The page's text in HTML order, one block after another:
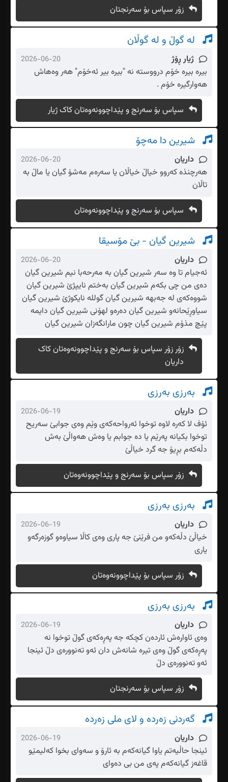
زۆر سپاس بۆ سەرنجتان
لە گوڵ و لە گوڵان
ژیار ڕۆژ 2026-06-20
بیرە بیرە خۆم درووستە نە "بیرە بیر ئەخۆم" هەر وەهاش
هەوارگیرە خۆم .
سپاس بۆ سەرنج و پێداچوونەوەتان کاک ژیار
شیرین دا مەچۆ
داریان 2026-06-20
هەرچنذە کەروو خیاڵ خیاڵان یا سەرەم مەشۆ گیان یا ماڵ بە
تاڵان
سپاس بۆ سەرنج و پێداچوونەوەتان
شیرین گیان - بێ مۆسیقا
داریان 2026-06-20
ئەجیام تا وە سەر شیرین گیان بە مەرحەبا نیم شیرین گیان
دەی من چی بکەم شیرین گیان بەختم نایپژێ شیرین گیان
شووەکەی لە جەبهە شیرین گیان گوللە نایکوژێ شیرین گیان
سیاوڕێحانەو شیرین گیان دەرەو لهۆنی شیرین گیان دایمە
پێچ مذۆم شیرین گیان چون مارانگەزان شیرین گیان
زۆر زۆر سپاس بۆ سەرنج و پێداچوونەوەتان کاک
داریان
بەرزی بەرزی
داریان 2026-06-19
ئۆف لا کەرە لاوە توخوا ئەرواحەکەی وێم وەی جوابێ سەریح
توخوا بکیانە پەرێم یا دە جوابم یا وەش هەواڵێ بەش
دڵەکەم بڕیۆ جە گرد خیاڵێ
زۆر سپاس بۆ سەرنج و پێداچوونەوەتان
بەرزی بەرزی
داریان 2026-06-19
خیاڵێ دڵەکەو من فرێنێ جە پاری وەی کاڵا سیاوەو گوزەرگەو
یاری
زۆر سپاس بۆ پێداچوونەوەتان
بەرزی بەرزی
داریان 2026-06-19
وەی ئاوارەش ئاردەن کچکە جە پەڕەکەی گوڵ توخوا نە
پەڕەکەی گوڵ وەی تیرە شانەش دان ئەو تەنوورەی دڵ ئینجا
ئەو تەنوورەی دڵ
زۆر سپاس بۆ سەرنجتان
گەردنی زەردە و لای ملی زەردە
داریان 2026-06-19
ئینجا حاڵیەتم یاوا گیانەکەم بە ئارۆ و سەوای بخوا کەلیمێو
قاغەز گیانەکەم پەی من بی دەوای